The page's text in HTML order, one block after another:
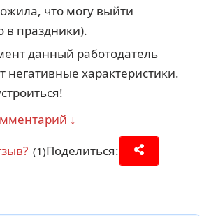
что могу выйти
в праздники).
данный работодатель
негативные характеристики.
↓
(1)Поделиться: